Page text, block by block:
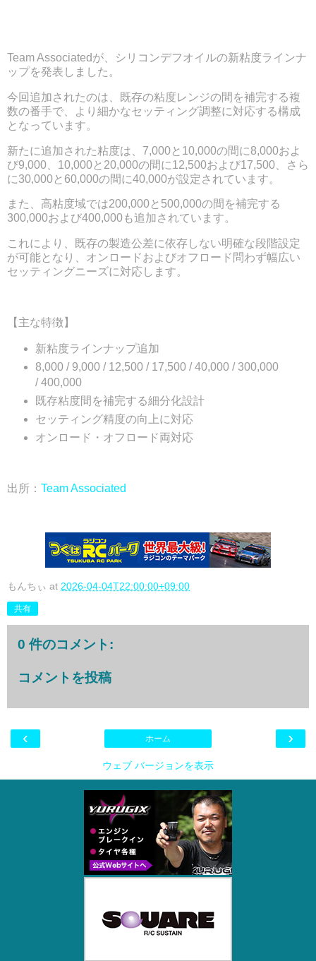
Team Associatedが、シリコンデフオイルの新粘度ラインナ
ップを発表しました。
今回追加されたのは、既存の粘度レンジの間を補完する複
数の番手で、より細かなセッティング調整に対応する構成
となっています。
新たに追加された粘度は、7,000と10,000の間に8,000およ
び9,000、10,000と20,000の間に12,500および17,500、さら
に30,000と60,000の間に40,000が設定されています。
また、高粘度域では200,000と500,000の間を補完する
300,000および400,000も追加されています。
これにより、既存の製造公差に依存しない明確な段階設定
が可能となり、オンロードおよびオフロード問わず幅広い
セッティングニーズに対応します。
【主な特徴】
新粘度ラインナップ追加
8,000 / 9,000 / 12,500 / 17,500 / 40,000 / 300,000
/ 400,000
既存粘度間を補完する細分化設計
セッティング精度の向上に対応
オンロード・オフロード両対応
出所： Team Associated
もんちぃ at 2026-04-04T22:00:00+09:00
共有
0 件のコメント:
コメントを投稿
‹ ›
ホーム
ウェブ バージョンを表示